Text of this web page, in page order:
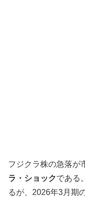
フジクラ株の急落が
ラ・ショックである
るが、2026年3月期